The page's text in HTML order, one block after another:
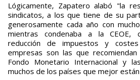
Lógicamente, Zapatero alabó "la
sindicatos, a los que tiene de su
generosamente cada año con
mientras condenaba a la CEOE,
reducción de impuestos y
empresas son las que
Fondo Monetario Internacional y
muchos de los países que mejor